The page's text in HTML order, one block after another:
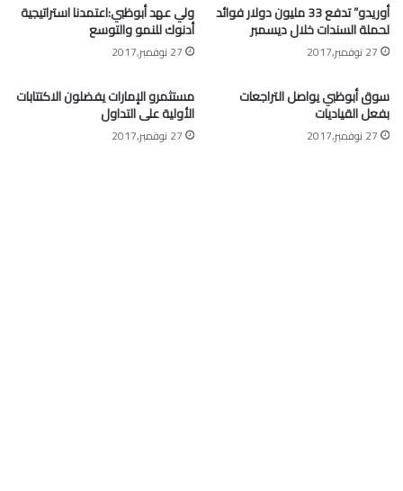
أوريدو” تدفع 33 مليون دولار فوائد
لحملة السندات خلال ديسمبر
27 نوفمبر,2017
ولي عهد أبوظبي:اعتمدنا استراتيجية
أدنوك للنمو والتوسع
27 نوفمبر,2017
سوق أبوظبي يواصل التراجعات
بفعل القياديات
27 نوفمبر,2017
مستثمرو الإمارات يفضلون الاكتتابات
الأولية على التداول
27 نوفمبر,2017